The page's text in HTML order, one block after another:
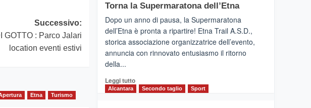
Successivo:
GOTTO : Parco Jalari
location eventi estivi
Etna Turismo
BROOKS
SuperMaratona
dell’Etna,
presentata
l’edizione
2026
Torna la Supermaratona dell’Etna
Dopo un anno di pausa, la Supermaratona
dell’Etna è pronta a ripartire! Etna Trail A.S.D.,
storica associazione organizzatrice dell’evento,
annuncia con rinnovato entusiasmo il ritorno
della...
Leggi tuttoLeggi
Alcantara Secondo taglio Sport